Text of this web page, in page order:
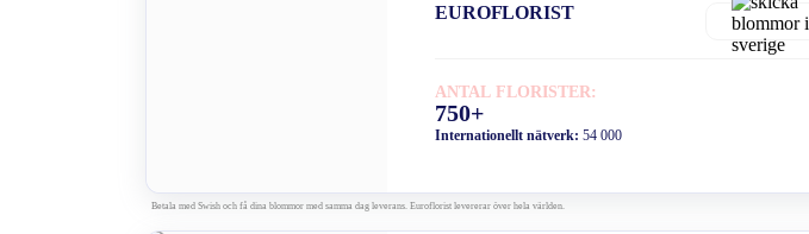
EUROFLORIST
ANTAL FLORISTER:
750+
Internationellt nätverk:54 000
Betala med Swish och få dina blommor med samma dag leverans. Euroflorist levererar över hela världen.